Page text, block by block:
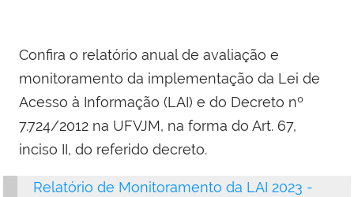
Confira o relatório anual de avaliação e
monitoramento da implementação da Lei de
Acesso à Informação (LAI) e do Decreto nº
7.724/2012 na UFVJM, na forma do Art. 67,
inciso II, do referido decreto.
Relatório de Monitoramento da LAI 2023 -